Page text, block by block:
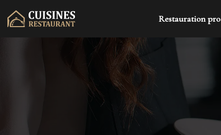
Restauration pro